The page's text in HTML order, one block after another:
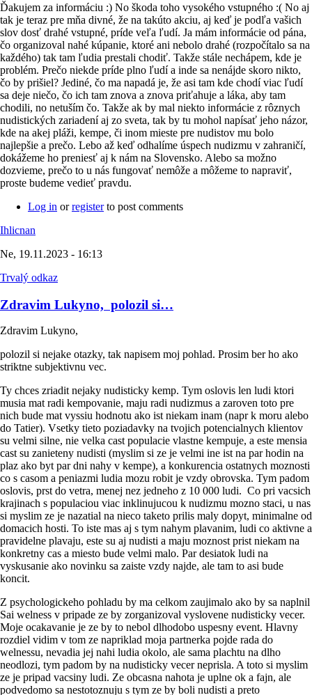
Ďakujem za informáciu :) No škoda toho vysokého vstupného :( No aj
tak je teraz pre mňa divné, že na takúto akciu, aj keď je podľa vašich
slov dosť drahé vstupné, príde veľa ľudí. Ja mám informácie od pána,
čo organizoval nahé kúpanie, ktoré ani nebolo drahé (rozpočítalo sa na
každého) tak tam ľudia prestali chodiť. Takže stále nechápem, kde je
problém. Prečo niekde príde plno ľudí a inde sa nenájde skoro nikto,
čo by prišiel? Jediné, čo ma napadá je, že asi tam kde chodí viac ľudí
sa deje niečo, čo ich tam znova a znova priťahuje a láka, aby tam
chodili, no netuším čo. Takže ak by mal niekto informácie z rôznych
nudistických zariadení aj zo sveta, tak by tu mohol napísať jeho názor,
kde na akej pláži, kempe, či inom mieste pre nudistov mu bolo
najlepšie a prečo. Lebo až keď odhalíme úspech nudizmu v zahraničí,
dokážeme ho preniesť aj k nám na Slovensko. Alebo sa možno
dozvieme, prečo to u nás fungovať nemôže a môžeme to napraviť,
proste budeme vedieť pravdu.
Log in orregisterto post comments
Ihlicnan
Ne, 19.11.2023 - 16:13
Trvalý odkaz
Zdravim Lukyno, polozil si…
Zdravim Lukyno,
polozil si nejake otazky, tak napisem moj pohlad. Prosim ber ho ako
striktne subjektivnu vec.
Ty chces zriadit nejaky nudisticky kemp. Tym oslovis len ludi ktori
musia mat radi kempovanie, maju radi nudizmus a zaroven toto pre
nich bude mat vyssiu hodnotu ako ist niekam inam (napr k moru alebo
do Tatier). Vsetky tieto poziadavky na tvojich potencialnych klientov
su velmi silne, nie velka cast populacie vlastne kempuje, a este mensia
cast su zanieteny nudisti (myslim si ze je velmi ine ist na par hodin na
plaz ako byt par dni nahy v kempe), a konkurencia ostatnych moznosti
co s casom a peniazmi ludia mozu robit je vzdy obrovska. Tym padom
oslovis, prst do vetra, menej nez jedneho z 10 000 ludi. Co pri vacsich
krajinach s populaciou viac inklinujucou k nudizmu mozno staci, u nas
si myslim ze je nazatial na nieco taketo prilis maly dopyt, minimalne od
domacich hosti. To iste mas aj s tym nahym plavanim, ludi co aktivne a
pravidelne plavaju, este su aj nudisti a maju moznost prist niekam na
konkretny cas a miesto bude velmi malo. Par desiatok ludi na
vyskusanie ako novinku sa zaiste vzdy najde, ale tam to asi bude
koncit.
Z psychologickeho pohladu by ma celkom zaujimalo ako by sa naplnil
Sai welness v pripade ze by zorganizoval vyslovene nudisticky vecer.
Moje ocakavanie je ze by to nebol dlhodobo uspesny event. Hlavny
rozdiel vidim v tom ze napriklad moja partnerka pojde rada do
welnessu, nevadia jej nahi ludia okolo, ale sama plachtu na dlho
neodlozi, tym padom by na nudisticky vecer neprisla. A toto si myslim
ze je pripad vacsiny ludi. Ze obcasna nahota je uplne ok a fajn, ale
podvedomo sa nestotoznuju s tym ze by boli nudisti a preto